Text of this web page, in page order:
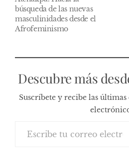
búsqueda de las nuevas
masculinidades desde el
Afrofeminismo
Descubre más
Suscríbete y recibe las